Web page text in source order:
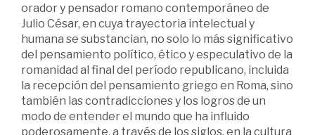
orador y pensador romano contemporáneo de
Julio César, en cuya trayectoria intelectual y
humana se substancian, no solo lo más significativo
del pensamiento político, ético y especulativo de la
romanidad al final del período republicano, incluida
la recepción del pensamiento griego en Roma, sino
también las contradicciones y los logros de un
modo de entender el mundo que ha influido
poderosamente, a través de los siglos, en la cultura